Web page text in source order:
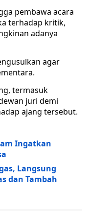
pembawa acara
terhadap kritik,
adanya
agar
termasuk
juri demi
ajang tersebut.
Ingatkan
Langsung
dan Tambah